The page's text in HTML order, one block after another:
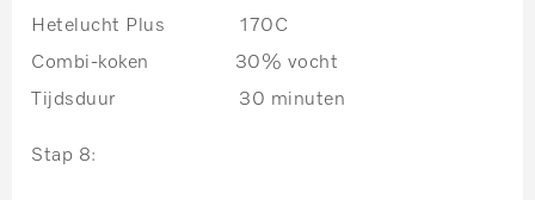
Hetelucht Plus 170C
Combi-koken 30% vocht
Tijdsduur 30 minuten
Stap 8: